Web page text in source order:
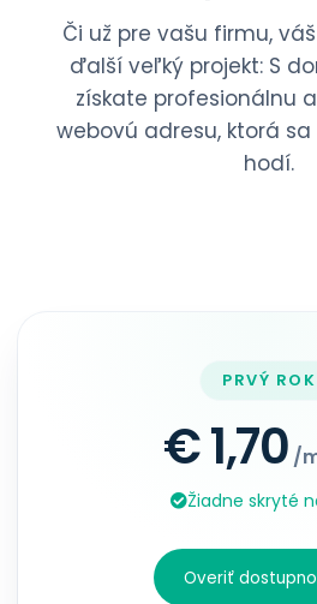
Či už pre vašu firmu,
ďalší veľký projekt: S
získate profesionálnu
webovú adresu, ktorá
hodí.
PRVÝ ROK
€ 1,70 /
Žiadne skryté
Overiť